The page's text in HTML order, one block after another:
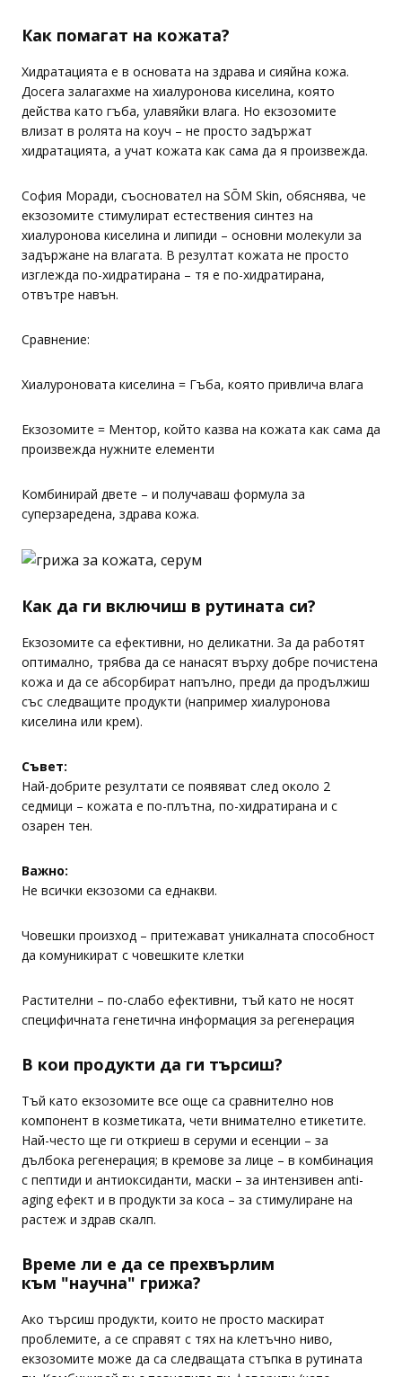
Как помагат на кожата?
Хидратацията е в основата на здрава и сияйна кожа.
Досега залагахме на хиалуронова киселина, която
действа като гъба, улавяйки влага. Но екзозомите
влизат в ролята на коуч – не просто задържат
хидратацията, а учат кожата как сама да я произвежда.
София Моради, съосновател на SŌM Skin, обяснява, че
екзозомите стимулират естествения синтез на
хиалуронова киселина и липиди – основни молекули за
задържане на влагата. В резултат кожата не просто
изглежда по-хидратирана – тя е по-хидратирана,
отвътре навън.
Сравнение:
Хиалуроновата киселина = Гъба, която привлича влага
Екзозомите = Ментор, който казва на кожата как сама да
произвежда нужните елементи
Комбинирай двете – и получаваш формула за
суперзаредена, здрава кожа.
Как да ги включиш в рутината си?
Екзозомите са ефективни, но деликатни. За да работят
оптимално, трябва да се нанасят върху добре почистена
кожа и да се абсорбират напълно, преди да продължиш
със следващите продукти (например хиалуронова
киселина или крем).
Съвет:
Най-добрите резултати се появяват след около 2
седмици – кожата е по-плътна, по-хидратирана и с
озарен тен.
Важно:
Не всички екзозоми са еднакви.
Човешки произход – притежават уникалната способност
да комуникират с човешките клетки
Растителни – по-слабо ефективни, тъй като не носят
специфичната генетична информация за регенерация
В кои продукти да ги търсиш?
Тъй като екзозомите все още са сравнително нов
компонент в козметиката, чети внимателно етикетите.
Най-често ще ги откриеш в серуми и есенции – за
дълбока регенерация; в кремове за лице – в комбинация
с пептиди и антиоксиданти, маски – за интензивен anti-
aging ефект и в продукти за коса – за стимулиране на
растеж и здрав скалп.
Време ли е да се прехвърлим
към "научна" грижа?
Ако търсиш продукти, които не просто маскират
проблемите, а се справят с тях на клетъчно ниво,
екзозомите може да са следващата стъпка в рутината